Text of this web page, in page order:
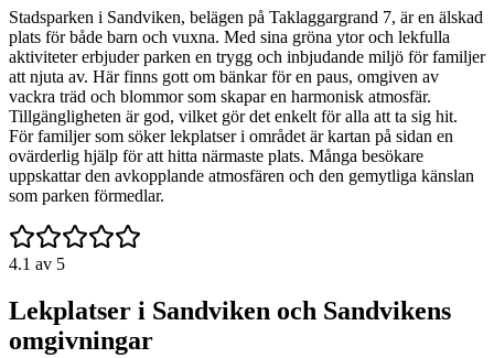
Stadsparken i Sandviken, belägen på Taklaggargrand 7, är en älskad
plats för både barn och vuxna. Med sina gröna ytor och lekfulla
aktiviteter erbjuder parken en trygg och inbjudande miljö för familjer
att njuta av. Här finns gott om bänkar för en paus, omgiven av
vackra träd och blommor som skapar en harmonisk atmosfär.
Tillgängligheten är god, vilket gör det enkelt för alla att ta sig hit.
För familjer som söker lekplatser i området är kartan på sidan en
ovärderlig hjälp för att hitta närmaste plats. Många besökare
uppskattar den avkopplande atmosfären och den gemytliga känslan
som parken förmedlar.
4.1 av 5
Lekplatser i Sandviken och Sandvikens
omgivningar